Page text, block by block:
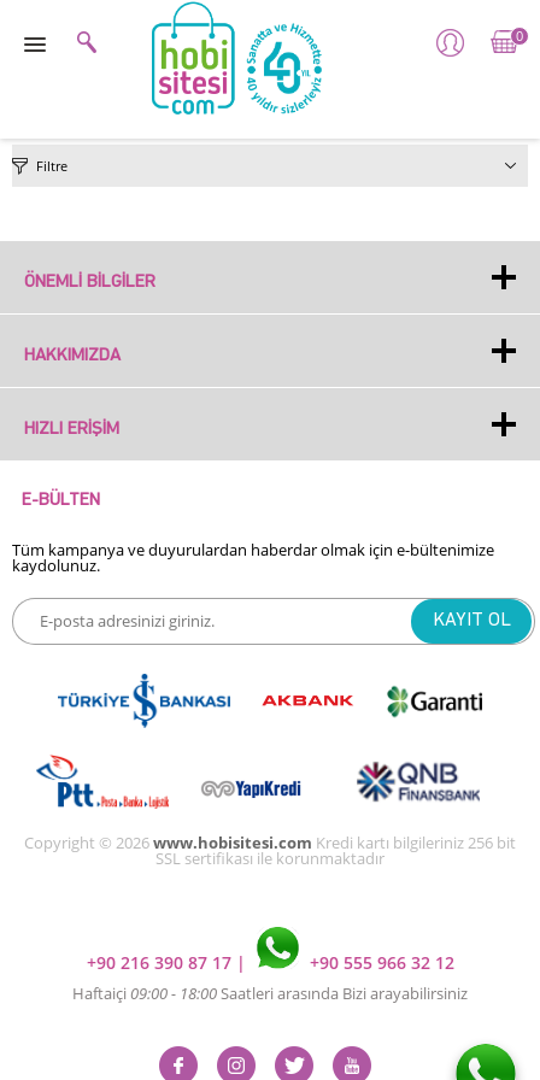
0
Filtre
ÖNEMLI BILGILER
HAKKIMIZDA
HIZLI ERIŞIM
E-BÜLTEN
Tüm kampanya ve duyurulardan haberdar olmak için e-bültenimize
kaydolunuz.
Copyright © 2026www.hobisitesi.com Kredi kartı bilgileriniz 256 bit
SSL sertifikası ile korunmaktadır
+90 216 390 87 17 | +90 555 966 32 12
Haftaiçi 09:00 - 18:00Saatleri arasında Bizi arayabilirsiniz